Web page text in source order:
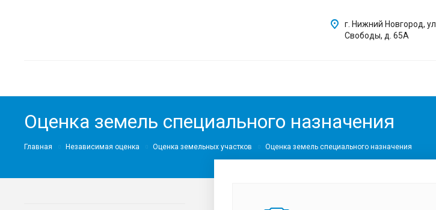
г. Нижний Новгород, ул.
Свободы, д. 65А
Оценка земель специального назначения
Главная Независимая оценка Оценка земельных участков Оценка земель специального назначения